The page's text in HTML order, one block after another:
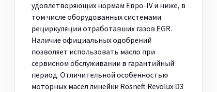
удовлетворяющих нормам Евро-IV и ниже, в
том числе оборудованных системами
рециркуляции отработавших газов EGR.
Наличие официальных одобрений
позволяет использовать масло при
сервисном обслуживании в гарантийный
период. Отличительной особенностью
моторных масел линейки Rosneft Revolux D3